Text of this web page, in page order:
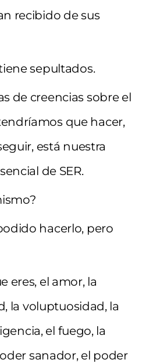
recibido de sus
sepultados.
de creencias sobre el
que hacer,
está nuestra
de SER.
hacerlo, pero
eres, el amor, la
la voluptuosidad, la
el fuego, la
sanador, el poder